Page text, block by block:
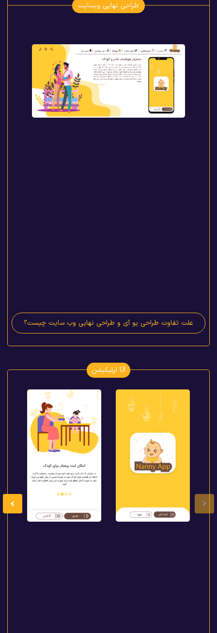
طراحی نهایی وبسایت
علت تفاوت طراحی یو آی و طراحی نهایی وب سایت چیست؟
UI اپلیکیشن